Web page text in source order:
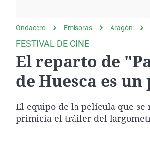
gato
Negra
Ondacero Emisoras Aragón
FESTIVAL DE CINE
El reparto de
de Huesca es
El equipo de la película que se
primicia el tráiler del